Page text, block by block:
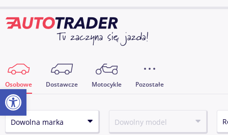
Osobowe Dostawcze Motocykle Pozostałe
Otwórz pasek narzędzi